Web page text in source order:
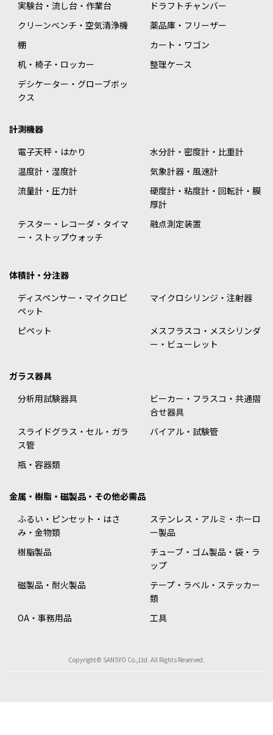
実験台・流し台・作業台
ドラフトチャンバー
クリーンベンチ・空気清浄機
薬品庫・フリーザー
棚
カート・ワゴン
机・椅子・ロッカー
整理ケース
デシケーター・グローブボッ
クス
計測機器
電子天秤・はかり
水分計・密度計・比重計
温度計・湿度計
気象計器・風速計
流量計・圧力計
硬度計・粘度計・回転計・膜
厚計
テスター・レコーダ・タイマ
ー・ストップウォッチ
融点測定装置
体積計・分注器
ディスペンサー・マイクロピ
ペット
マイクロシリンジ・注射器
ピペット
メスフラスコ・メスシリンダ
ー・ビューレット
ガラス器具
分析用試験器具
ビーカー・フラスコ・共通摺
合せ器具
スライドグラス・セル・ガラ
ス管
バイアル・試験管
瓶・容器類
金属・樹脂・磁製品・その他必需品
ふるい・ピンセット・はさ
み・金物類
ステンレス・アルミ・ホーロ
ー製品
樹脂製品
チューブ・ゴム製品・袋・ラ
ップ
磁製品・耐火製品
テープ・ラベル・ステッカー
類
OA・事務用品
工具
Copyright© SANSYO Co.,Ltd. All Rights Reserved.